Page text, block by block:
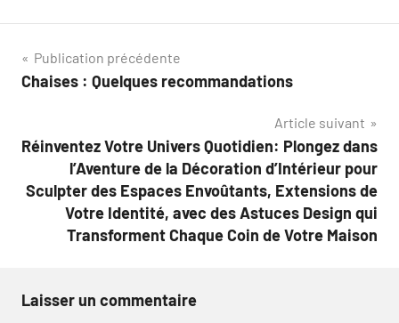
Navigation
de
Publication précédente
Chaises : Quelques recommandations
Article suivant
Réinventez Votre Univers Quotidien: Plongez dans
l’Aventure de la Décoration d’Intérieur pour
Sculpter des Espaces Envoûtants, Extensions de
Votre Identité, avec des Astuces Design qui
Transforment Chaque Coin de Votre Maison
Laisser un commentaire